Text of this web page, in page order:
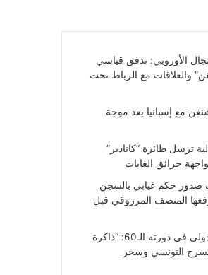
الأوروبي: تدفق قياسي
والعلاقات مع الرباط تحت
مع إسبانيا بعد موجة
ترسل طائرة “كانادير”
حرائق الغابات
صدور حكم غيابي بالسجن
المنصف المرزوقي قبل
مهرجان الحمامات الدولي في دورته الـ60: “ذاكرة
التونسي وسحر